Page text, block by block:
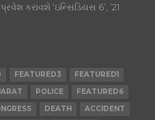
કરાવશે ‘ઇન્સિડિયસ 6’, ’21
FEATURED3
FEATURED1
POLICE
FEATURED6
DEATH
ACCIDENT